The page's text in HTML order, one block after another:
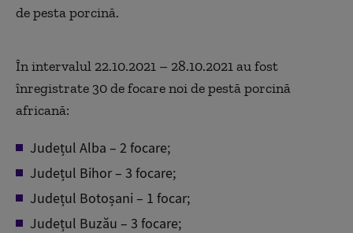
de pesta porcină.
În intervalul 22.10.2021 – 28.10.2021 au fost
înregistrate 30 de focare noi de pestă porcină
africană:
Județul Alba – 2 focare;
Județul Bihor – 3 focare;
Județul Botoșani – 1 focar;
Județul Buzău – 3 focare;